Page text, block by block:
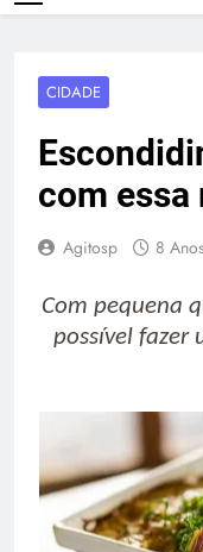
CIDADE
com essa
Agitosp 8
Com pequena
possível fazer